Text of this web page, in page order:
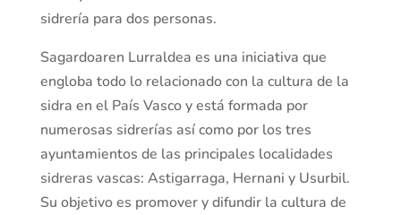
sidrería para dos personas.
Sagardoaren Lurraldea es una iniciativa que
engloba todo lo relacionado con la cultura de la
sidra en el País Vasco y está formada por
numerosas sidrerías así como por los tres
ayuntamientos de las principales localidades
sidreras vascas: Astigarraga, Hernani y Usurbil.
Su objetivo es promover y difundir la cultura de